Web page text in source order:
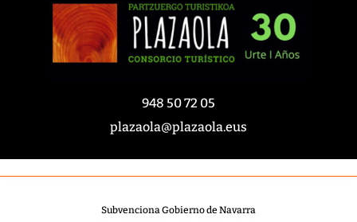
948 50 72 05
plazaola@plazaola.eus
Subvenciona Gobierno de Navarra